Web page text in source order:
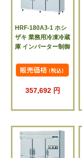
HRF-180A3-1 ホシ
ザキ 業務用冷凍冷蔵
庫 インバーター制御
357,692 円